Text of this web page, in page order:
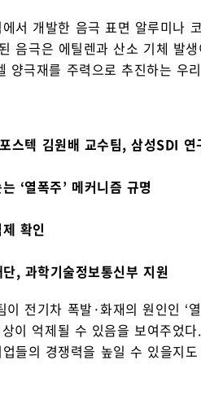
서 개발한 음극 표면 알루미나
음극은 에틸렌과 산소 기체 발
양극재를 주력으로 추진하는
스텍 김원배 교수팀, 삼성SDI 연
‘열폭주’ 메커니즘 규명
확인
, 과학기술정보통신부 지원
전기차 폭발·화재의 원인인 ‘
이 억제될 수 있음을 보여주었
들의 경쟁력을 높일 수 있을지